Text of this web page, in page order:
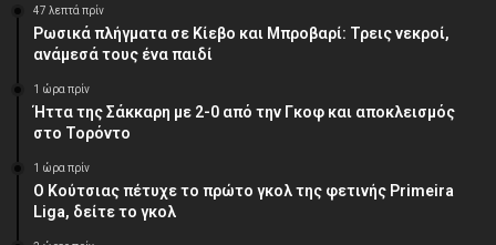
47 λεπτά πρίν
Ρωσικά πλήγματα σε Κίεβο και Μπροβαρί: Τρεις νεκροί,
ανάμεσά τους ένα παιδί
1 ώρα πρίν
Ήττα της Σάκκαρη με 2-0 από την Γκοφ και αποκλεισμός
στο Τορόντο
1 ώρα πρίν
Ο Κούτσιας πέτυχε το πρώτο γκολ της φετινής Primeira
Liga, δείτε το γκολ